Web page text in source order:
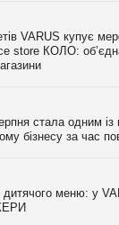
VARUS купує
store КОЛО:
стала одним
бізнесу за час
меню: у
меню: у
2026
пошкоджено
$1 млрд на